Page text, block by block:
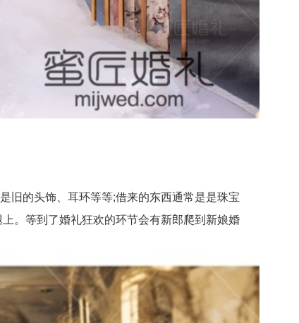
的头饰、耳环等等;借来的东西通常是是珠宝
。等到了婚礼狂欢的环节会有新郎爬到新娘婚